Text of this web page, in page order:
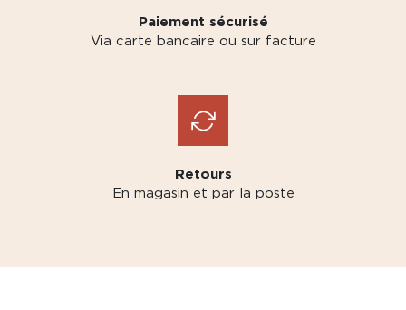
Paiement sécurisé
Via carte bancaire ou sur facture
Retours
En magasin et par la poste